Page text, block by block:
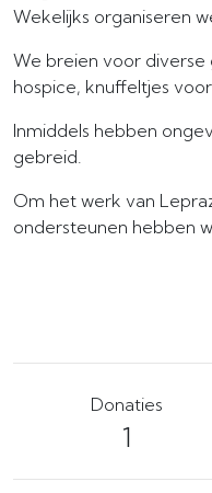
Wekelijks organiseren
We breien voor
hospice, knuffeltjes
Inmiddels hebben
gebreid.
Om het werk van
ondersteunen hebben
Donaties
1